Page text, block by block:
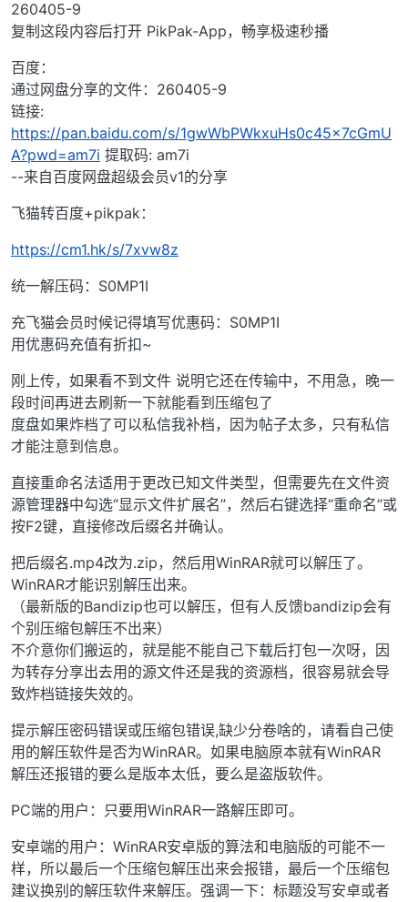
260405-9
复制这段内容后打开 PikPak-App，畅享极速秒播
百度：
通过网盘分享的文件：260405-9
链接:
https://pan.baidu.com/s/1gwWbPWkxuHs0c45x7cGmU
A?pwd=am7i 提取码: am7i
--来自百度网盘超级会员v1的分享
飞猫转百度+pikpak：
https://cm1.hk/s/7xvw8z
统一解压码：S0MP1I
充飞猫会员时候记得填写优惠码：S0MP1I
用优惠码充值有折扣~
刚上传，如果看不到文件 说明它还在传输中，不用急，晚一
段时间再进去刷新一下就能看到压缩包了
度盘如果炸档了可以私信我补档，因为帖子太多，只有私信
才能注意到信息。
直接重命名法适用于更改已知文件类型，但需要先在文件资
源管理器中勾选“显示文件扩展名”，然后右键选择“重命名”或
按F2键，直接修改后缀名并确认。
把后缀名.mp4改为.zip，然后用WinRAR就可以解压了。
WinRAR才能识别解压出来。
（最新版的Bandizip也可以解压，但有人反馈bandizip会有
个别压缩包解压不出来）
不介意你们搬运的，就是能不能自己下载后打包一次呀，因
为转存分享出去用的源文件还是我的资源档，很容易就会导
致炸档链接失效的。
提示解压密码错误或压缩包错误,缺少分卷啥的，请看自己使
用的解压软件是否为WinRAR。如果电脑原本就有WinRAR
解压还报错的要么是版本太低，要么是盗版软件。
PC端的用户：只要用WinRAR一路解压即可。
安卓端的用户：WinRAR安卓版的算法和电脑版的可能不一
样，所以最后一个压缩包解压出来会报错，最后一个压缩包
建议换别的解压软件来解压。强调一下：标题没写安卓或者